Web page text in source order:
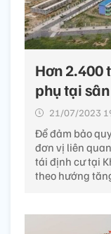
Hơn 2.400
phụ tại
21/07/2023
Để đảm bảo
đơn vị liên
tái định cư tại
theo hướng